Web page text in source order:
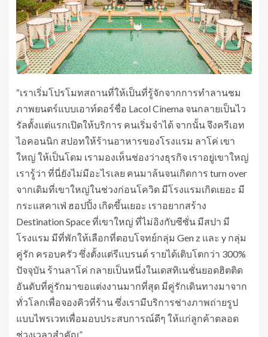
“เราเริ่มโปรโมทสถานที่ให้เป็นที่รู้จักจากการทำลานชม
ภาพยนตร์แบบเอาท์ดอร์ชื่อ Lacol Cinema จนกลายเป็นไว
รัลตั้งแต่แรกเปิดให้บริการ คนเริ่มจำได้ จากนั้น จึงครีเอท
ไอคอนนิก สปอทให้ร้านอาหารของโรงแรม ลาโค่ เขา
ใหญ่ ให้เป็นโดม เรามองเห็นช่องว่างธุรกิจ เราอยู่เขาใหญ่
เรารู้ว่า ที่นี่ยังไม่มีอะไรเลย คนมาล้นจนเกิดการ turn over
จากเดิมที่เขาใหญ่ในช่วงก่อนโควิด มีโรงแรมเกิดเยอะ มี
กระแสคาเฟ่ ฮอปปิ้ง เกิดขึ้นเยอะ เราอยากสร้าง
Destination Space ที่เขาใหญ่ ที่ไม่อิงกับซีซั่น มีสปา มี
โรงแรม มีที่พักให้เลือกที่ตอบโจทย์กลุ่ม Gen z และ y กลุ่ม
คู่รัก ครอบครัว ซึ่งตั้งแต่รีแบรนด์ รายได้เติบโตกว่า 300%
ปัจจุบัน ร้านลาโค่ กลายเป็นหนึ่งในเดสทิเนชั่นยอดฮิตติด
อันดับที่คู่รักมาขอแต่งงานมากที่สุด มีคู่รักเดินทางมาจาก
ทั่วโลกเพื่อจองคิวที่ร้าน ซึ่งเรามีบริการช่างภาพถ่ายรูป
แบบไพรเวทเพื่อมอบประสบการณ์ดีๆ ให้แก่ลูกค้าตลอด
ช่วงเวลาสำคัญ”